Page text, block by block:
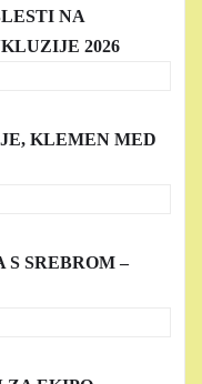
NA
2026
KLEMEN MED
SREBROM –